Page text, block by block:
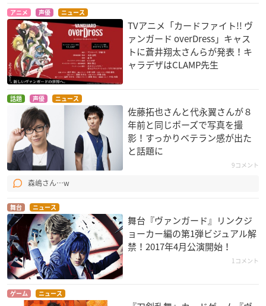
アニメ 声優 ニュース
TVアニメ「カードファイト!! ヴ
ァンガード overDress」キャス
トに蒼井翔太さんらが発表！キ
ャラデザはCLAMP先生
話題 声優 ニュース
佐藤拓也さんと代永翼さんが８
年前と同じポーズで写真を撮
影！すっかりベテラン感が出た
と話題に
9コメント
森嶋さん…w
舞台 ニュース
舞台『ヴァンガード』リンクジ
ョーカー編の第1弾ビジュアル解
禁！2017年4月公演開始！
1コメント
ゲーム ニュース